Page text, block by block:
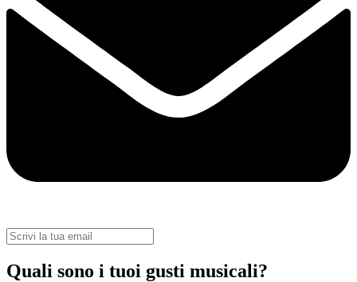
Quali sono i tuoi gusti musicali?